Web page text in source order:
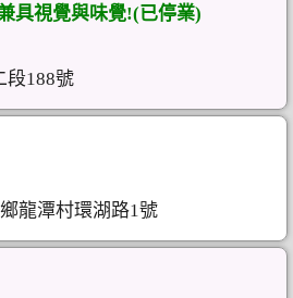
具視覺與味覺!(已停業)
段188號
龍潭村環湖路1號